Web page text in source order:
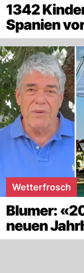
1342
Spanien
Wetterfrosch
Blumer:
neuen